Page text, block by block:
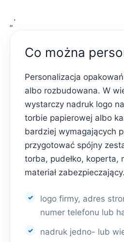
„`
Co można
Personalizacja
albo rozbudowana. W
wystarczy nadruk logo
torbie papierowej albo
bardziej wymagających
przygotować spójny
torba, pudełko, koperta,
materiał zabezpieczający.
logo firmy, adres
numer telefonu lub
nadruk jedno- lub